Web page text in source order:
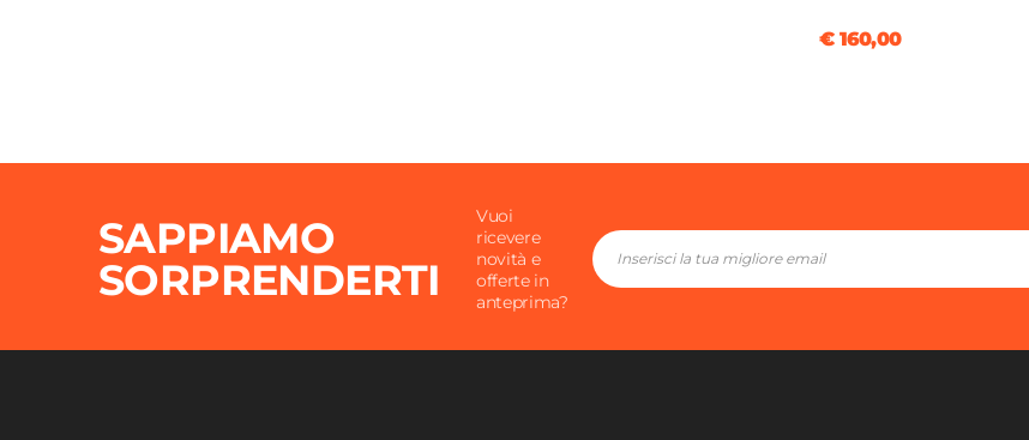
€ 160,00
SAPPIAMO
SORPRENDERTI
Vuoi
ricevere
novità e
offerte in
anteprima?